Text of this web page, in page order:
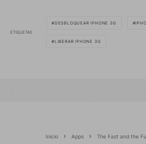
ETIQUETAS
DESBLOQUEAR IPHONE 3G
LIBERAR IPHONE 3G
Inicio Apps The Fast and the